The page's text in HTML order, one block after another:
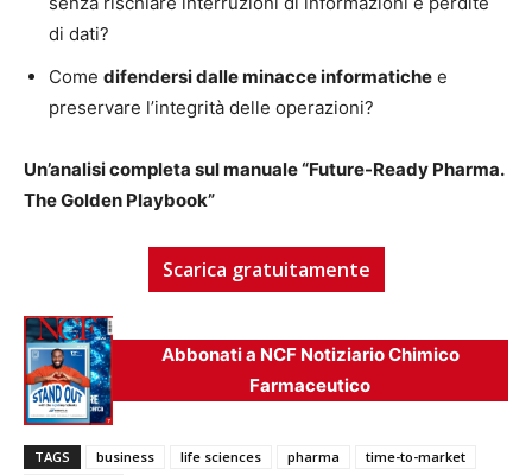
di dati?
Come difendersi dalle minacce informatiche e
preservare l’integrità delle operazioni?
Un’analisi completa sul manuale “Future-Ready Pharma.
The Golden Playbook”
Scarica gratuitamente
Abbonati a NCF Notiziario Chimico
Farmaceutico
TAGS business life sciences pharma
time-to-market